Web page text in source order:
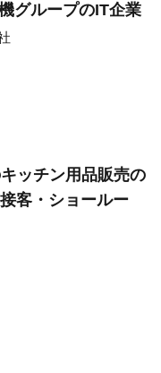
グループのIT企業
ッチン用品販売の
客・ショールー